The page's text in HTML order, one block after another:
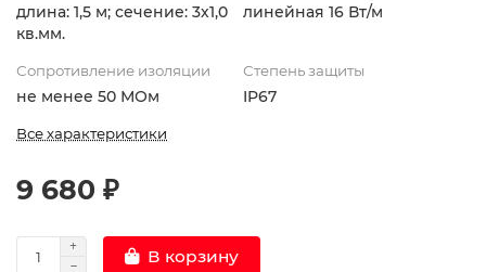
длина: 1,5 м; сечение: 3х1,0
кв.мм.
линейная 16 Вт/м
Сопротивление изоляции
не менее 50 МОм
Степень защиты
IP67
Все характеристики
9 680 ₽
В корзину